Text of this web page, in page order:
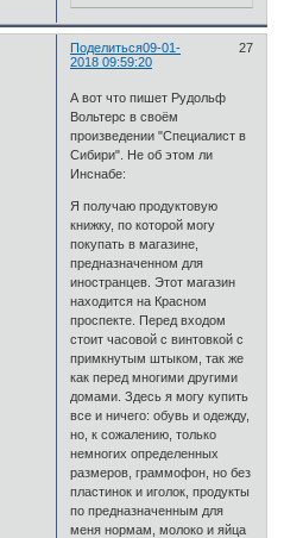
Поделиться 27
09-01-
2018 09:59:20
А вот что пишет Рудольф
Вольтерс в своём
произведении "Специалист в
Сибири". Не об этом ли
Инснабе:
Я получаю продуктовую
книжку, по которой могу
покупать в магазине,
предназначенном для
иностранцев. Этот магазин
находится на Красном
проспекте. Перед входом
стоит часовой с винтовкой с
примкнутым штыком, так же
как перед многими другими
домами. Здесь я могу купить
все и ничего: обувь и одежду,
но, к сожалению, только
немногих определенных
размеров, граммофон, но без
пластинок и иголок, продукты
по предназначенным для
меня нормам, молоко и яйца